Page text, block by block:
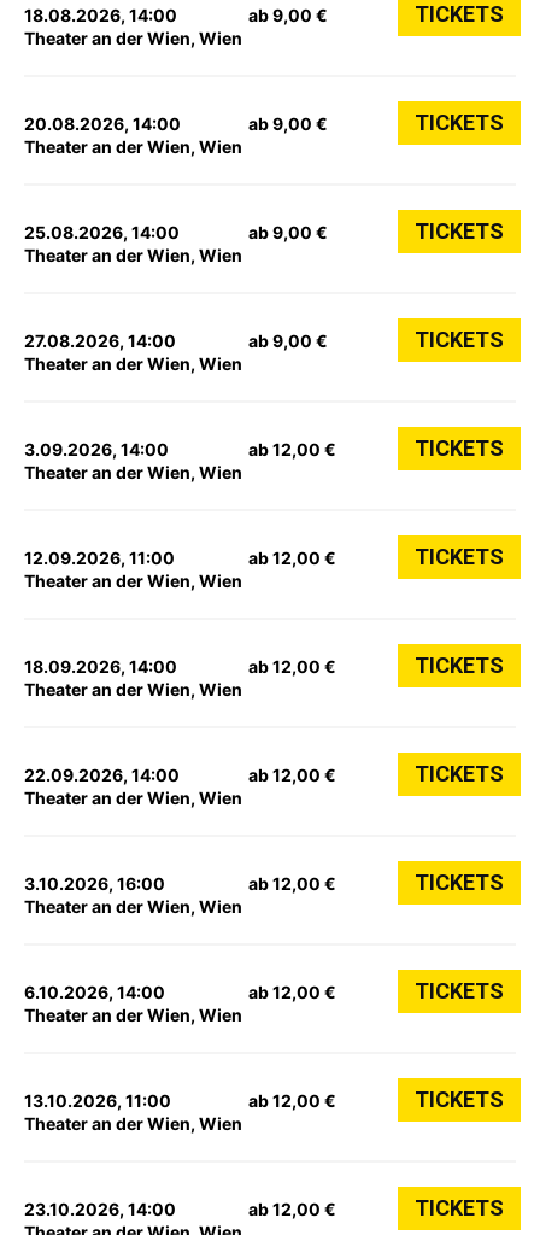
18.08.2026, 14:00
Theater an der Wien, Wien
ab 9,00 € TICKETS
20.08.2026, 14:00
Theater an der Wien, Wien
ab 9,00 € TICKETS
25.08.2026, 14:00
Theater an der Wien, Wien
ab 9,00 € TICKETS
27.08.2026, 14:00
Theater an der Wien, Wien
ab 9,00 € TICKETS
3.09.2026, 14:00
Theater an der Wien, Wien
ab 12,00 € TICKETS
12.09.2026, 11:00
Theater an der Wien, Wien
ab 12,00 € TICKETS
18.09.2026, 14:00
Theater an der Wien, Wien
ab 12,00 € TICKETS
22.09.2026, 14:00
Theater an der Wien, Wien
ab 12,00 € TICKETS
3.10.2026, 16:00
Theater an der Wien, Wien
ab 12,00 € TICKETS
6.10.2026, 14:00
Theater an der Wien, Wien
ab 12,00 € TICKETS
13.10.2026, 11:00
Theater an der Wien, Wien
ab 12,00 € TICKETS
23.10.2026, 14:00
ab 12,00 € TICKETS